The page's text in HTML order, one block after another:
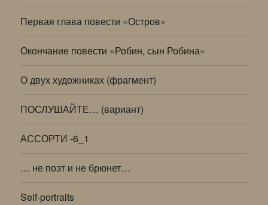
Первая глава повести «Остров»
Окончание повести «Робин, сын Робина»
О двух художниках (фрагмент)
ПОСЛУШАЙТЕ… (вариант)
АССОРТИ -6_1
… не поэт и не брюнет…
Self-portraits